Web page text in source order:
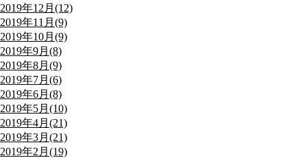
2019年12月(12)
2019年11月(9)
2019年10月(9)
2019年9月(8)
2019年8月(9)
2019年7月(6)
2019年6月(8)
2019年5月(10)
2019年4月(21)
2019年3月(21)
2019年2月(19)